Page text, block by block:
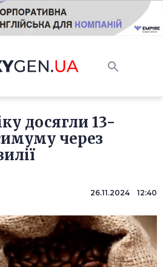
досягли 13-
через
26.11.2024 12:40